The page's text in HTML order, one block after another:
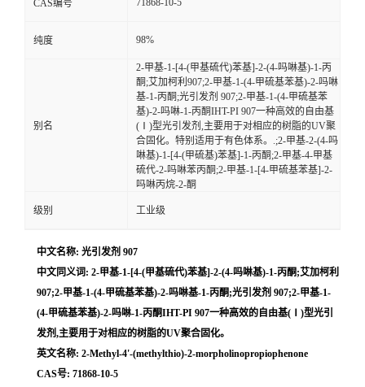
CAS编号
纯度 98%
别名
2-甲基-1-[4-(甲基硫代)苯基]-2-(4-吗啉基)-1-丙
酮;艾加柯利907;2-甲基-1-(4-甲硫基苯基)-2-吗啉
基-1-丙酮;光引发剂 907;2-甲基-1-(4-甲硫基苯
基)-2-吗啉-1-丙酮IHT-PI 907一种高效的自由基
(Ⅰ)型光引发剂,主要用于对相应的树脂的UV聚
合固化。特别适用于有色体系。.;2-甲基-2-(4-吗
啉基)-1-[4-(甲硫基)苯基]-1-丙酮;2-甲基-4-甲基
硫代-2-吗啉苯丙酮;2-甲基-1-[4-甲硫基苯基]-2-
吗啉丙烷-2-酮
级别 工业级
中文名称: 光引发剂 907
中文同义词: 2-甲基-1-[4-(甲基硫代)苯基]-2-(4-吗啉基)-1-丙酮;艾加柯利
907;2-甲基-1-(4-甲硫基苯基)-2-吗啉基-1-丙酮;光引发剂 907;2-甲基-1-
(4-甲硫基苯基)-2-吗啉-1-丙酮IHT-PI 907一种高效的自由基(Ⅰ)型光引
发剂,主要用于对相应的树脂的UV聚合固化。
英文名称: 2-Methyl-4'-(methylthio)-2-morpholinopropiophenone
CAS号: 71868-10-5